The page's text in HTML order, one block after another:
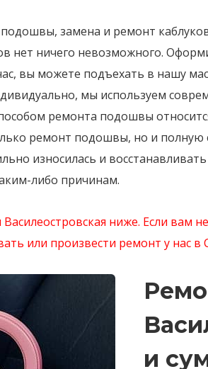
замена и ремонт
нет ничего невозможного.
вы можете подъехать в нашу
мы используем
ремонта подошвы
ремонт подошвы, но и полную
износилась и
либо причинам.
ниже. Если вам
или произвести ремонт у нас
и